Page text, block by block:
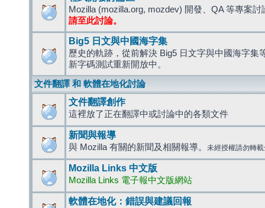
Mozilla (mozilla.org, mozdev) 開發、QA 等專案討
請至此討論。
Big5 日文與中國海字集
歷史的軌跡，從前解決 Big5 日文字與中國海字集
新字碼測試重新開放中。
文件翻譯 和 軟體在地化討論
文件翻譯創作
這裡放了正在翻譯中或討論中的各類文件
新聞與報導
與 Mozilla 有關的新聞及相關報導。 未經授權請勿轉
Mozilla Links 中文版
Mozilla Links 電子報中文版網站
軟體在地化：錯誤與建議回報